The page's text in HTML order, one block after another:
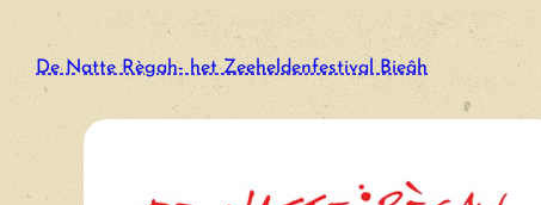
inhoud
De Natte Règah- het Zeeheldenfestival Bieâh